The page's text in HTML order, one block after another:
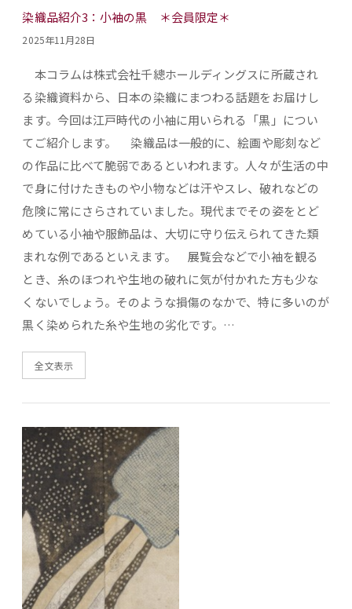
染織品紹介3：小袖の黒 ＊会員限定＊
2025年11月28日
本コラムは株式会社千總ホールディングスに所蔵され
る染織資料から、日本の染織にまつわる話題をお届けし
ます。今回は江戸時代の小袖に用いられる「黒」につい
てご紹介します。 染織品は一般的に、絵画や彫刻など
の作品に比べて脆弱であるといわれます。人々が生活の中
で身に付けたきものや小物などは汗やスレ、破れなどの
危険に常にさらされていました。現代までその姿をとど
めている小袖や服飾品は、大切に守り伝えられてきた類
まれな例であるといえます。 展覧会などで小袖を観る
とき、糸のほつれや生地の破れに気が付かれた方も少な
くないでしょう。そのような損傷のなかで、特に多いのが
黒く染められた糸や生地の劣化です。…
全文表示